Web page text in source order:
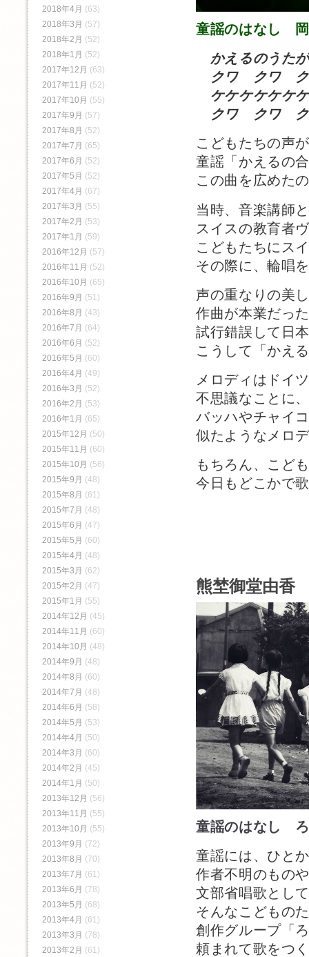
童謡のはなし 岡
かえるのうた
クワ クワ
ケケケケケケ
クワ クワ ク
こどもたちの声
童謡「かえるの
この曲を広めた
当時、音楽講師
スイスの教育者
こどもたちにス
その際に、輪唱
声の重なりの美
作曲が本業だっ
試行錯誤して日
こうして「かえ
メロディはドイ
不思議なことに
バッハやチャイ
似たようなメロ
もちろん、こど
今日もどこかで
熊埜御堂由香
童謡のはなし
童謡には、ひと
作者不明のもの
文部省唱歌とし
そんなこどもの
創作グループ「
頼まれて歌をつ
2018年4月 (63)
2018年3月 (57)
2018年2月 (52)
2018年1月 (52)
2017年12月 (63)
2017年11月 (52)
2017年10月 (55)
2017年9月 (57)
2017年8月 (52)
2017年7月 (65)
2017年6月 (52)
2017年5月 (52)
2017年4月 (67)
2017年3月 (55)
2017年2月 (53)
2017年1月 (59)
2016年12月 (57)
2016年11月 (52)
2016年10月 (65)
2016年9月 (51)
2016年8月 (43)
2016年7月 (64)
2016年6月 (52)
2016年5月 (60)
2016年4月 (49)
2016年3月 (52)
2016年2月 (53)
2016年1月 (65)
2015年12月 (50)
2015年11月 (60)
2015年10月 (56)
2015年9月 (48)
2015年8月 (61)
2015年7月 (48)
2015年6月 (47)
2015年5月 (60)
2015年4月 (48)
2015年3月 (62)
2015年2月 (47)
2015年1月 (55)
2014年12月 (45)
2014年11月 (60)
2014年10月 (48)
2014年9月 (48)
2014年8月 (60)
2014年7月 (48)
2014年6月 (58)
2014年5月 (53)
2014年4月 (50)
2014年3月 (60)
2014年2月 (45)
2014年1月 (50)
2013年12月 (56)
2013年11月 (55)
2013年10月 (55)
2013年9月 (72)
2013年8月 (70)
2013年7月 (61)
2013年6月 (78)
2013年5月 (68)
2013年4月 (61)
2013年3月 (78)
2013年2月 (61)